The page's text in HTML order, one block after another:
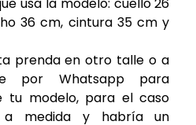
36 cm, cintura 35 cm y
prenda en otro talle o a
por Whatsapp para
tu modelo, para el caso
medida y habría un